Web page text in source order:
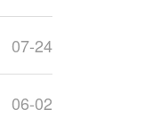
07-24
06-02